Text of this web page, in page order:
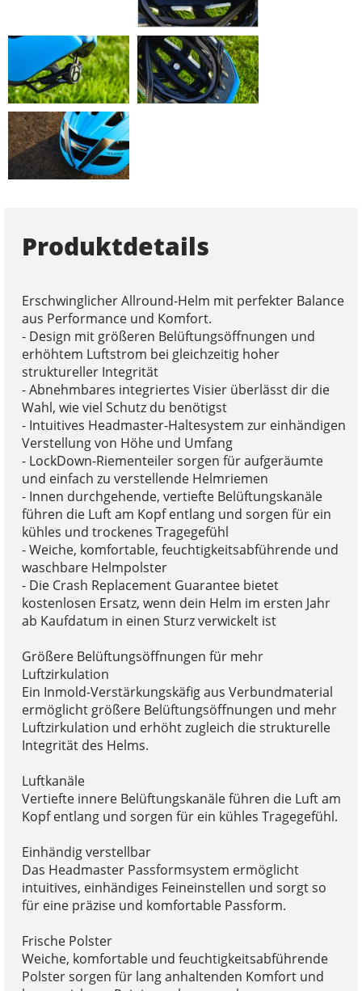
Produktdetails
Erschwinglicher Allround-Helm mit perfekter Balance
aus Performance und Komfort.
- Design mit größeren Belüftungsöffnungen und
erhöhtem Luftstrom bei gleichzeitig hoher
struktureller Integrität
- Abnehmbares integriertes Visier überlässt dir die
Wahl, wie viel Schutz du benötigst
- Intuitives Headmaster-Haltesystem zur einhändigen
Verstellung von Höhe und Umfang
- LockDown-Riementeiler sorgen für aufgeräumte
und einfach zu verstellende Helmriemen
- Innen durchgehende, vertiefte Belüftungskanäle
führen die Luft am Kopf entlang und sorgen für ein
kühles und trockenes Tragegefühl
- Weiche, komfortable, feuchtigkeitsabführende und
waschbare Helmpolster
- Die Crash Replacement Guarantee bietet
kostenlosen Ersatz, wenn dein Helm im ersten Jahr
ab Kaufdatum in einen Sturz verwickelt ist
Größere Belüftungsöffnungen für mehr
Luftzirkulation
Ein Inmold-Verstärkungskäfig aus Verbundmaterial
ermöglicht größere Belüftungsöffnungen und mehr
Luftzirkulation und erhöht zugleich die strukturelle
Integrität des Helms.
Luftkanäle
Vertiefte innere Belüftungskanäle führen die Luft am
Kopf entlang und sorgen für ein kühles Tragegefühl.
Einhändig verstellbar
Das Headmaster Passformsystem ermöglicht
intuitives, einhändiges Feineinstellen und sorgt so
für eine präzise und komfortable Passform.
Frische Polster
Weiche, komfortable und feuchtigkeitsabführende
Polster sorgen für lang anhaltenden Komfort und